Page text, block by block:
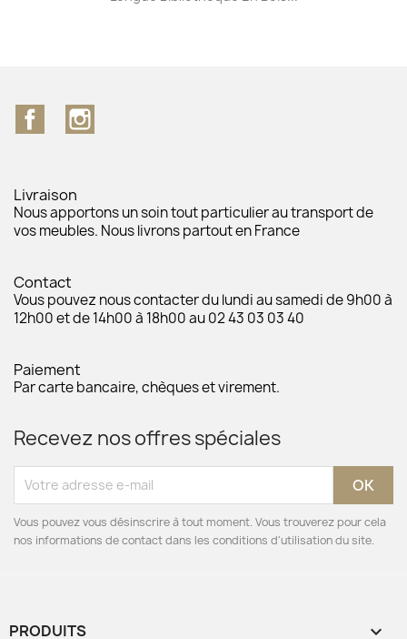
Facebook
Livraison
Nous apportons un soin tout particulier au transport de
vos meubles. Nous livrons partout en France
Contact
Vous pouvez nous contacter du lundi au samedi de 9h00 à
12h00 et de 14h00 à 18h00 au 02 43 03 03 40
Paiement
Par carte bancaire, chèques et virement.
Recevez nos offres spéciales
Vous pouvez vous désinscrire à tout moment. Vous trouverez pour cela
nos informations de contact dans les conditions d'utilisation du site.
PRODUITS 